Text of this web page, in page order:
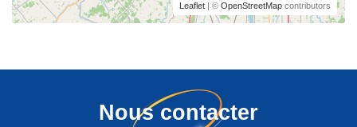
Leaflet | © OpenStreetMap contributors
Nous contacter